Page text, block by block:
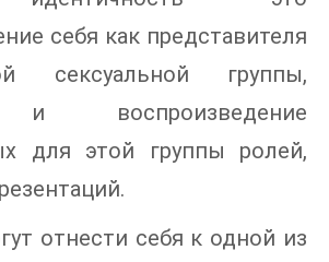
себя как представителя
сексуальной группы,
и воспроизведение
для этой группы ролей,
отнести себя к одной из